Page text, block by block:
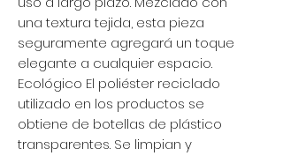
una textura tejida, esta pieza
seguramente agregará un toque
elegante a cualquier espacio.
Ecológico El poliéster reciclado
utilizado en los productos se
obtiene de botellas de plástico
transparentes. Se limpian y